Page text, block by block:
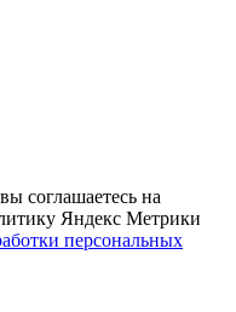
соглашаетесь на
Яндекс Метрики
персональных